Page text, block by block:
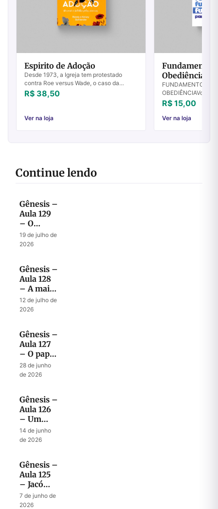
Espirito de Adoção
Desde 1973, a Igreja tem protestado
contra Roe versus Wade, o caso da
Suprema Corte dos EUA que declara o
aborto sob demanda como um direito. A
R$ 38,50
Ver na loja
Fundamentos
Obediência -
FUNDAMENTOS
Destruídos os
fazer o justo?
de apresentar es...
R$ 15,00
Ver na loja
Continue lendo
Gênesis –
Aula 129
– O
Mistério
dos dois
19 de julho de
2026
Gênesis –
Aula 128
– A mais
surpreendente
bênção
12 de julho de
2026
Gênesis –
Aula 127
– O papel
Profético
de Jacó
os filhos
28 de junho
de 2026
Gênesis –
Aula 126
– Um
modelo
de bênção
geração
14 de junho
de 2026
Gênesis –
Aula 125
– Jacó
revela
seus
7 de junho de
2026